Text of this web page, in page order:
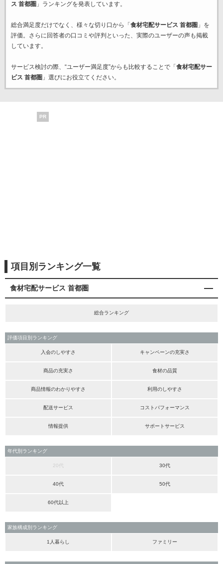
ス 首都圏 」ランキングを発表しています。
総合満足度だけでなく、様々な切り口から「 食材宅配サービス 首都圏 」を
評価。さらに回答者の口コミや評判といった、実際のユーザーの声も掲載
しています。
サービス検討の際、“ユーザー満足度”からも比較することで「 食材宅配サー
ビス 首都圏 」選びにお役立てください。
PR
項目別ランキング一覧
食材宅配サービス 首都圏
総合ランキング
評価項目別ランキング
入会のしやすさ キャンペーンの充実さ
商品の充実さ 食材の品質
商品情報のわかりやすさ 利用のしやすさ
配送サービス コストパフォーマンス
情報提供 サポートサービス
年代別ランキング
20代 30代
40代 50代
60代以上
家族構成別ランキング
1人暮らし ファミリー